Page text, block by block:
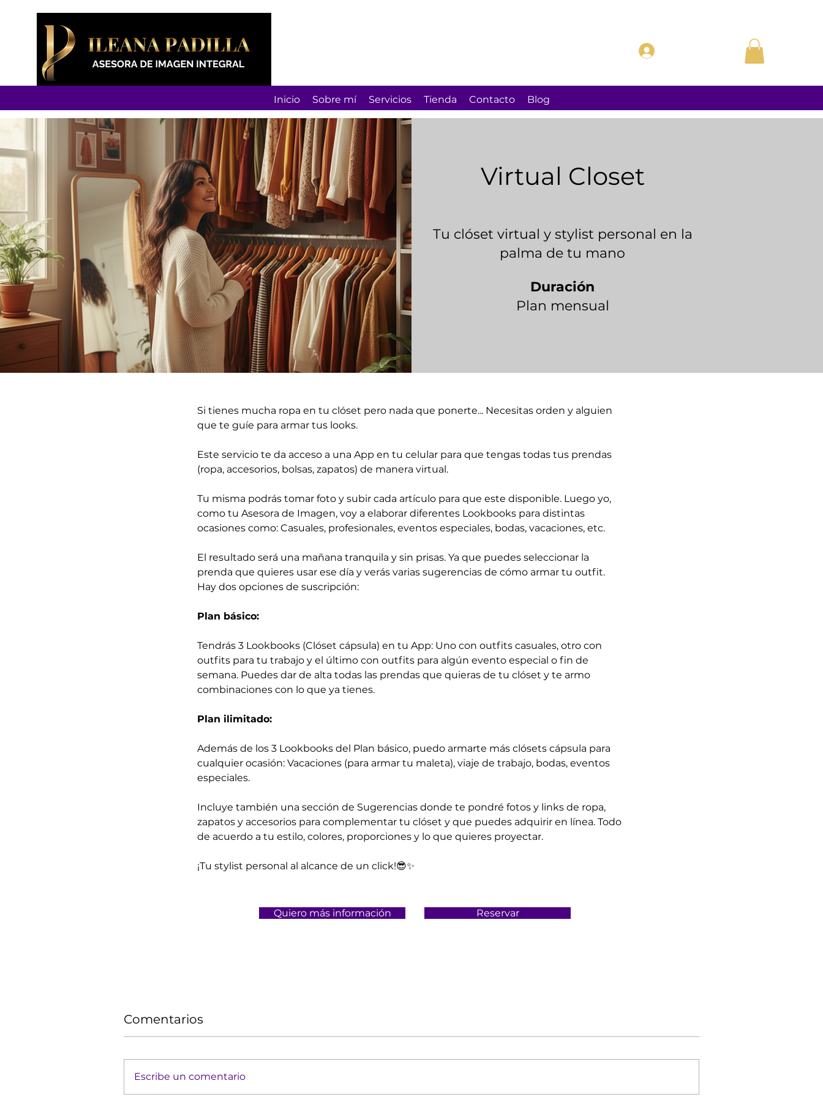
Inicio Sobre mí Servicios Tienda Contacto Blog
Virtual Closet
Tu clóset virtual y stylist personal en la
palma de tu mano
Duración
Plan mensual
Si tienes mucha ropa en tu clóset pero nada que ponerte... Necesitas orden y alguien
que te guíe para armar tus looks.
Este servicio te da acceso a una App en tu celular para que tengas todas tus prendas
(ropa, accesorios, bolsas, zapatos) de manera virtual.
Tu misma podrás tomar foto y subir cada artículo para que este disponible. Luego yo,
como tu Asesora de Imagen, voy a elaborar diferentes Lookbooks para distintas
ocasiones como: Casuales, profesionales, eventos especiales, bodas, vacaciones, etc.
El resultado será una mañana tranquila y sin prisas. Ya que puedes seleccionar la
prenda que quieres usar ese día y verás varias sugerencias de cómo armar tu outfit.
Hay dos opciones de suscripción:
Plan básico:
Tendrás 3 Lookbooks (Clóset cápsula) en tu App: Uno con outfits casuales, otro con
outfits para tu trabajo y el último con outfits para algún evento especial o fin de
semana. Puedes dar de alta todas las prendas que quieras de tu clóset y te armo
combinaciones con lo que ya tienes.
Plan ilimitado:
Además de los 3 Lookbooks del Plan básico, puedo armarte más clósets cápsula para
cualquier ocasión: Vacaciones (para armar tu maleta), viaje de trabajo, bodas, eventos
especiales.
Incluye también una sección de Sugerencias donde te pondré fotos y links de ropa,
zapatos y accesorios para complementar tu clóset y que puedes adquirir en línea. Todo
de acuerdo a tu estilo, colores, proporciones y lo que quieres proyectar.
¡Tu stylist personal al alcance de un click!😎✨
Quiero más información Reservar
Comentarios
Escribe un comentario